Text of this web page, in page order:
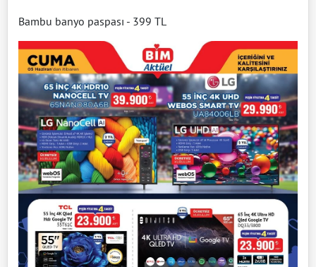
Bambu banyo paspası - 399 TL